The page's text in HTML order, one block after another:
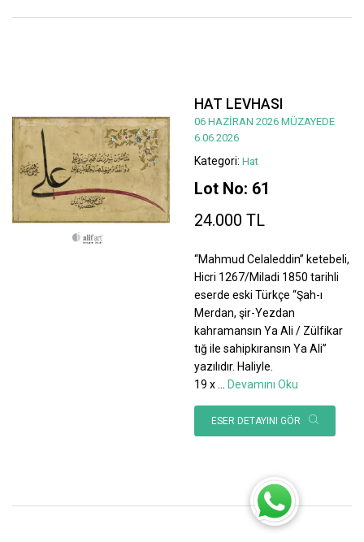
HAT LEVHASI
06 HAZİRAN 2026 MÜZAYEDE
6.06.2026
Kategori: Hat
Lot No: 61
24.000 TL
“Mahmud Celaleddin” ketebeli,
Hicri 1267/Miladi 1850 tarihli
eserde eski Türkçe “Şah-ı
Merdan, şir-Yezdan
kahramansın Ya Ali / Zülfikar
tığ ile sahipkıransın Ya Ali”
yazılıdır. Haliyle.
19 x
Devamını Oku
ESER DETAYINI GÖR